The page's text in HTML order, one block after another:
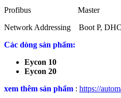
Profibus Master
Network Addressing Boot P,
Các dòng sản phẩm:
Eycon 10
Eycon 20
xem thêm sản phẩm : https://